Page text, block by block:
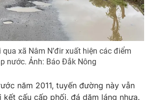
Tấm lòng Việt
Vươn mình bằng AI
xã Nâm N’đir xuất hiện các điểm
nước. Ảnh: Báo Đắk Nông
năm 2011, tuyến đường này vẫn
cấu cấp phối, đá dăm láng nhựa.